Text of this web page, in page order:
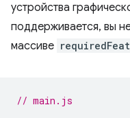
устройства
поддерживается, вы
массиве
// main.js